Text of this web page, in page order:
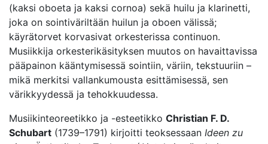
(kaksi oboeta ja kaksi cornoa) sekä huilu ja klarinetti,
joka on sointiväriltään huilun ja oboen välissä;
käyrätorvet korvasivat orkesterissa continuon.
Musiikkija orkesterikäsityksen muutos on havaittavissa
pääpainon kääntymisessä sointiin, väriin, tekstuuriin –
mikä merkitsi vallankumousta esittämisessä, sen
värikkyydessä ja tehokkuudessa.
Musiikinteoreetikko ja -esteetikko Christian F. D.
Schubart (1739–1791) kirjoitti teoksessaan Ideen zu